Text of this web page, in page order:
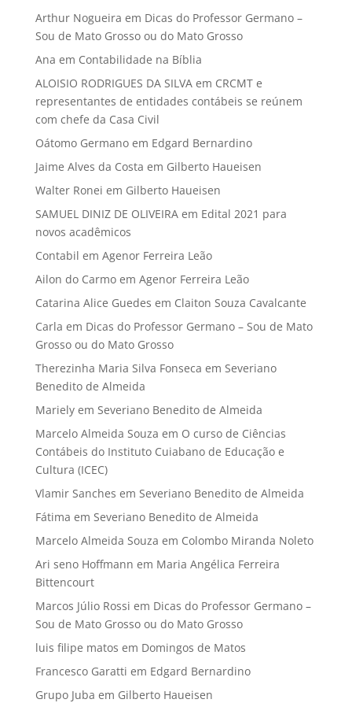
Arthur Nogueira em Dicas do Professor Germano –
Sou de Mato Grosso ou do Mato Grosso
Ana em Contabilidade na Bíblia
ALOISIO RODRIGUES DA SILVAem CRCMT e
representantes de entidades contábeis se reúnem
com chefe da Casa Civil
Oátomo Germanoem Edgard Bernardino
Jaime Alves da Costa em Gilberto Haueisen
Walter Ronei em Gilberto Haueisen
SAMUEL DINIZ DE OLIVEIRAem Edital 2021 para
novos acadêmicos
Contabil em Agenor Ferreira Leão
Ailon do Carmoem Agenor Ferreira Leão
Catarina Alice Guedes em Claiton Souza Cavalcante
Carla em Dicas do Professor Germano – Sou de Mato
Grosso ou do Mato Grosso
Therezinha Maria Silva Fonseca em Severiano
Benedito de Almeida
Marielyem Severiano Benedito de Almeida
Marcelo Almeida Souza em O curso de Ciências
Contábeis do Instituto Cuiabano de Educação e
Cultura (ICEC)
Vlamir Sanches em Severiano Benedito de Almeida
Fátima em Severiano Benedito de Almeida
Marcelo Almeida Souza em Colombo Miranda Noleto
Ari seno Hoffmann em Maria Angélica Ferreira
Bittencourt
Marcos Júlio Rossi em Dicas do Professor Germano –
Sou de Mato Grosso ou do Mato Grosso
luis filipe matos em Domingos de Matos
Francesco Garatti em Edgard Bernardino
Grupo Juba em Gilberto Haueisen